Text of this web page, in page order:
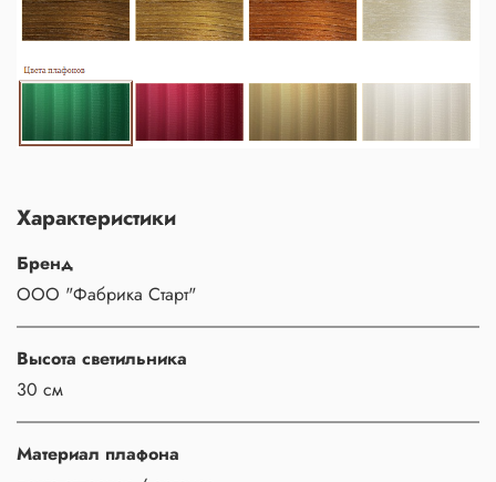
Характеристики
Бренд
ООО "Фабрика Старт"
Высота светильника
30 см
Материал плафона